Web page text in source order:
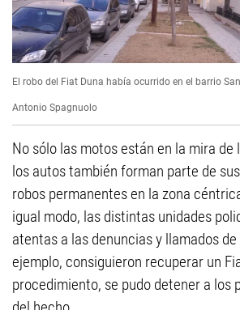
El robo del Fiat Duna había ocurrido en el barrio
Antonio Spagnuolo
No sólo las motos están en la mira de
los autos también forman parte de
robos permanentes en la zona
igual modo, las distintas unidades
atentas a las denuncias y llamados
ejemplo, consiguieron recuperar un
procedimiento, se pudo detener a los